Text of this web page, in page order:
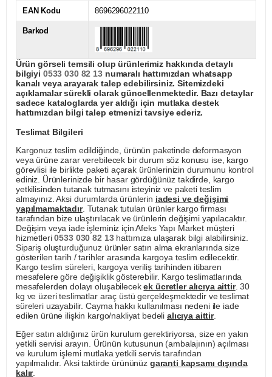
EAN Kodu 8696296022110
Barkod
Ürün görseli temsili olup ürünlerimiz hakkında detaylı
bilgiyi 0533 030 82 13numaralı hattımızdan whatsapp
kanalı veya arayarak talep edebilirsiniz. Sitemizdeki
açıklamalar sürekli olarak güncellenmektedir. Bazı detaylar
sadece kataloglarda yer aldığı için mutlaka destek
hattımızdan bilgi talep etmenizi tavsiye ederiz.
Teslimat Bilgileri
Kargonuz teslim edildiğinde, ürünün paketinde deformasyon
veya ürüne zarar verebilecek bir durum söz konusu ise, kargo
görevlisi ile birlikte paketi açarak ürünlerinizin durumunu kontrol
ediniz. Ürünlerinizde bir hasar gördüğünüz takdirde, kargo
yetkilisinden tutanak tutmasını isteyiniz ve paketi teslim
almayınız. Aksi durumlarda ürünlerin iadesi ve değişimi
yapılmamaktadır. Tutanak tutulan ürünler kargo firması
tarafından bize ulaştırılacak ve ürünlerin değişimi yapılacaktır.
Değişim veya iade işleminiz için Afeks Yapı Market müşteri
hizmetleri0533 030 82 13hattımıza ulaşarak bilgi alabilirsiniz.
Sipariş oluşturduğunuz ürünler satın alma ekranlarında size
gösterilen tarih / tarihler arasında kargoya teslim edilecektir.
Kargo teslim süreleri, kargoya veriliş tarihinden itibaren
mesafelere göre değişiklik gösterebilir. Kargo teslimatlarında
mesafelerden dolayı oluşabilecekek ücretler alıcıya aittir. 30
kg ve üzeri teslimatlar araç üstü gerçekleşmektedir ve teslimat
süreleri uzayabilir. Cayma hakkı kullanılması nedeni ile iade
edilen ürüne ilişkin kargo/nakliyat bedeli alıcıya aittir.
Eğer satın aldığınız ürün kurulum gerektiriyorsa, size en yakın
yetkili servisi arayın. Ürünün kutusunun (ambalajının) açılması
ve kurulum işlemi mutlaka yetkili servis tarafından
yapılmalıdır. Aksi taktirde ürününüz garanti kapsamı dışında
kalır.